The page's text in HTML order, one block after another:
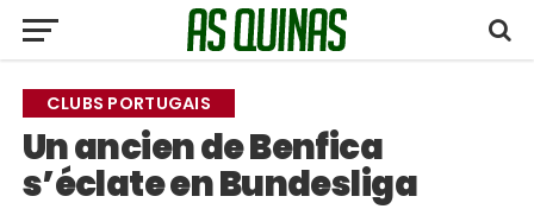
CLUBS PORTUGAIS
Un ancien de Benfica
s’éclate en Bundesliga